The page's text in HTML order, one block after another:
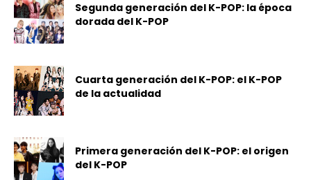
Segunda generación del K-POP: la época
dorada del K-POP
Cuarta generación del K-POP: el K-POP
de la actualidad
Primera generación del K-POP: el origen
del K-POP